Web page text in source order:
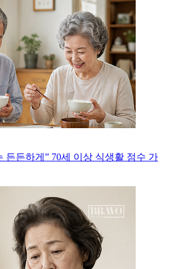
든든하게” 70세 이상 식생활 점수 가